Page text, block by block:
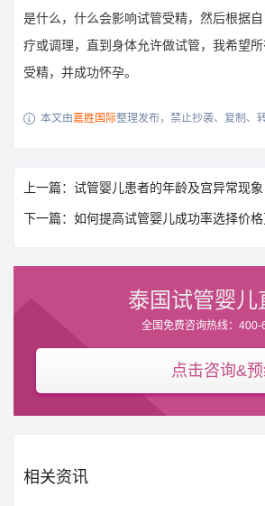
是什么，什么会影响试管受精，然后根据
疗或调理，直到身体允许做试管，我希望
受精，并成功怀孕。
 本文由嘉胜国际整理发布，禁止抄袭、复制、
上一篇：试管婴儿患者的年龄及宫异常现象
下一篇：如何提高试管婴儿成功率选择价
泰国试管婴儿
全国免费咨询热线：400-
点击咨询&
相关资讯